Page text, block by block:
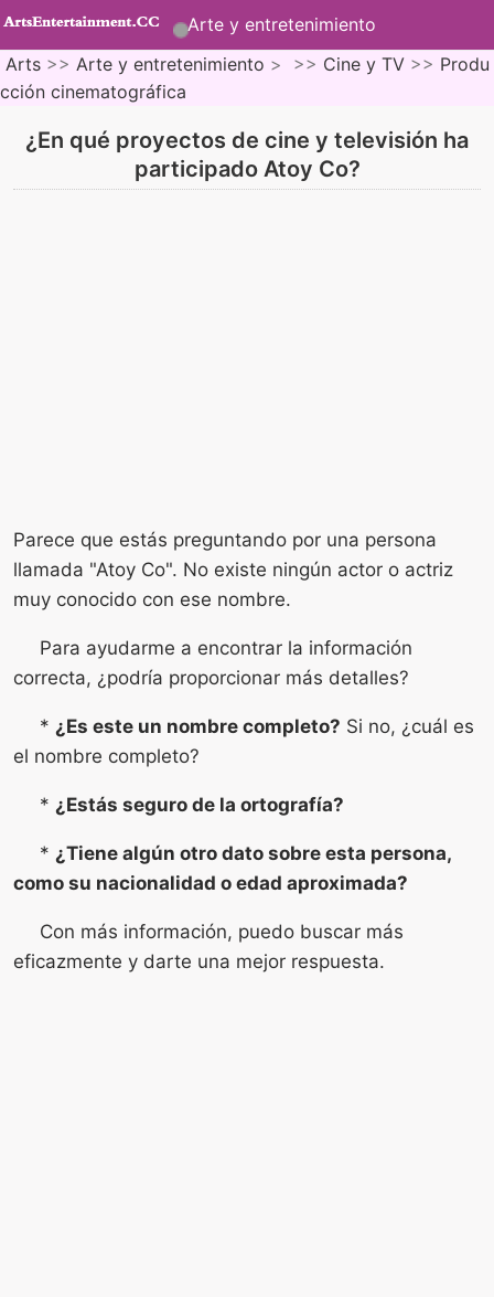
Arte y entretenimiento
Arts >> Arte y entretenimiento > >> Cine y TV >> Produ
cción cinematográfica
¿En qué proyectos de cine y televisión ha
participado Atoy Co?
Parece que estás preguntando por una persona
llamada "Atoy Co". No existe ningún actor o actriz
muy conocido con ese nombre.
Para ayudarme a encontrar la información
correcta, ¿podría proporcionar más detalles?
* ¿Es este un nombre completo? Si no, ¿cuál es
el nombre completo?
* ¿Estás seguro de la ortografía?
* ¿Tiene algún otro dato sobre esta persona,
como su nacionalidad o edad aproximada?
Con más información, puedo buscar más
eficazmente y darte una mejor respuesta.